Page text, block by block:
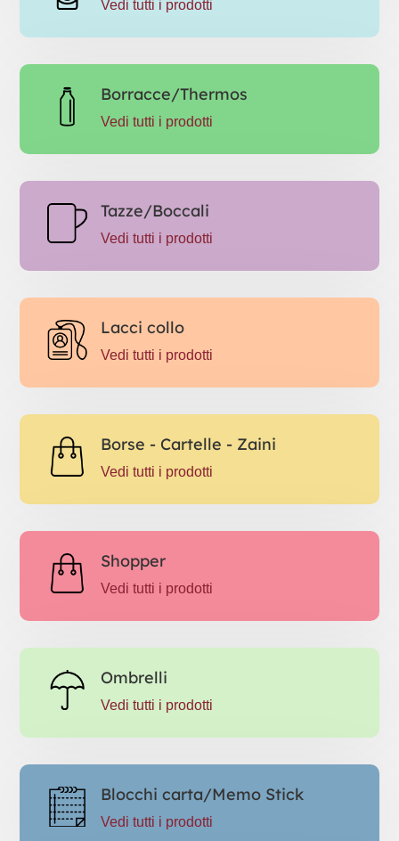
Vedi tutti i prodotti
Borracce/Thermos
Vedi tutti i prodotti
Tazze/Boccali
Vedi tutti i prodotti
Lacci collo
Vedi tutti i prodotti
Borse - Cartelle - Zaini
Vedi tutti i prodotti
Shopper
Vedi tutti i prodotti
Ombrelli
Vedi tutti i prodotti
Blocchi carta/Memo Stick
Vedi tutti i prodotti